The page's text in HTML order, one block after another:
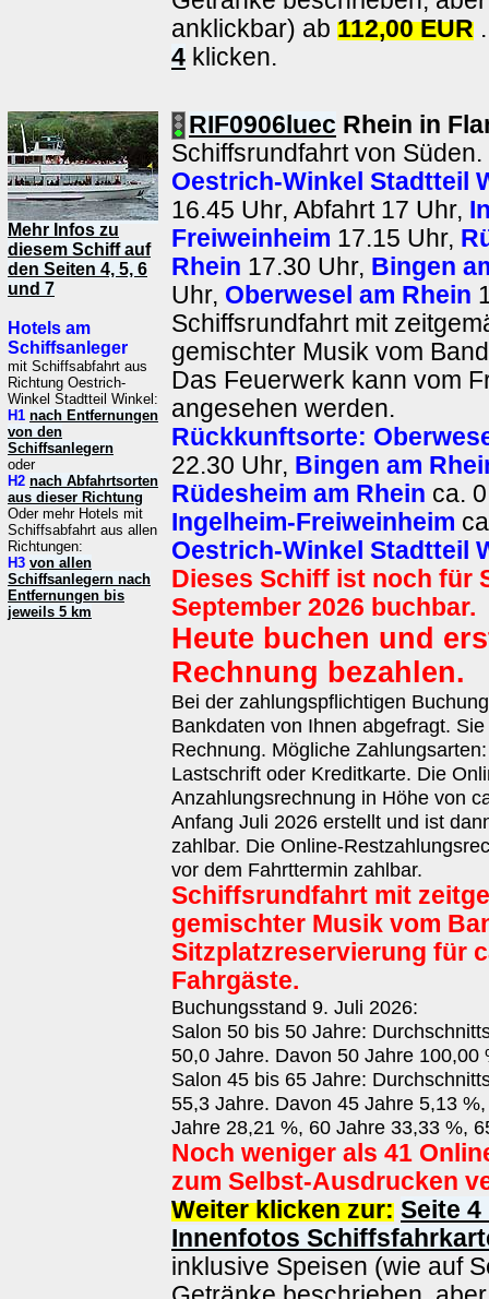
anklickbar) ab 112,00 EUR
4 klicken.
Mehr Infos zu
diesem Schiff auf
den Seiten 4, 5, 6
und 7
Hotels am
Schiffsanleger
mit Schiffsabfahrt aus
Richtung Oestrich-
Winkel Stadtteil Winkel:
H1 nach Entfernungen
von den
Schiffsanlegern
oder
H2 nach Abfahrtsorten
aus dieser Richtung
Oder mehr Hotels mit
Schiffsabfahrt aus allen
Richtungen:
H3 von allen
Schiffsanlegern nach
Entfernungen bis
jeweils 5 km
RIF0906luec Rhein in
Schiffsrundfahrt von Süden.
Oestrich-Winkel Stadtteil
16.45 Uhr, Abfahrt 17 Uhr,
Freiweinheim 17.15 Uhr,
Rhein 17.30 Uhr, Bingen
Uhr, Oberwesel am Rhein
Schiffsrundfahrt mit
gemischter Musik vom
Das Feuerwerk kann vom
angesehen werden.
Rückkunftsorte:
22.30 Uhr, Bingen am
Rüdesheim am Rhein ca.
Ingelheim-Freiweinheim
Oestrich-Winkel Stadtteil
Dieses Schiff ist noch für
September 2026 buchbar.
Heute buchen und
Rechnung bezahlen.
Bei der zahlungspflichtigen
Bankdaten von Ihnen abgefragt.
Rechnung. Mögliche
Lastschrift oder Kreditkarte. Die
Anzahlungsrechnung in Höhe von
Anfang Juli 2026 erstellt und ist
zahlbar. Die Online-
vor dem Fahrttermin zahlbar.
Schiffsrundfahrt mit
gemischter Musik vom
Sitzplatzreservierung für
Fahrgäste.
Buchungsstand 9. Juli 2026:
Salon 50 bis 50 Jahre:
50,0 Jahre. Davon 50 Jahre 100,00
Salon 45 bis 65 Jahre:
55,3 Jahre. Davon 45 Jahre 5,13
Jahre 28,21 %, 60 Jahre 33,33 %,
Noch weniger als 41
zum Selbst-Ausdrucken
Weiter klicken zur: Seite
Innenfotos
inklusive Speisen (wie auf